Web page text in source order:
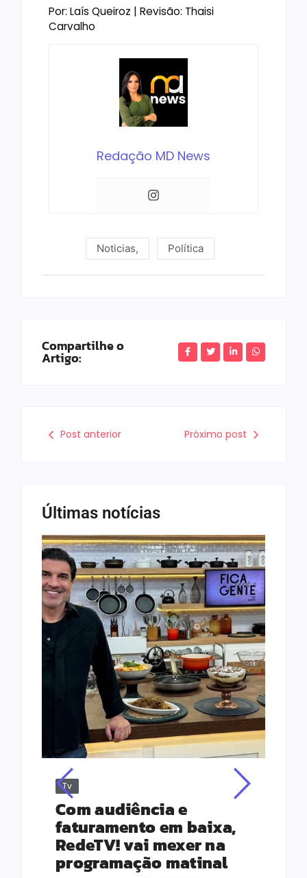
Por: Laís Queiroz | Revisão: Thaisi
Carvalho
Redação MD News
Noticias, Política
Compartilhe o
Artigo:
Post anterior Próximo post
Últimas notícias
Tv
Com audiência e
faturamento em baixa,
RedeTV! vai mexer na
programação matinal